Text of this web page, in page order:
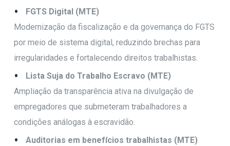
FGTS Digital (MTE)
Modernização da fiscalização e da governança do FGTS
por meio de sistema digital, reduzindo brechas para
irregularidades e fortalecendo direitos trabalhistas.
Lista Suja do Trabalho Escravo (MTE)
Ampliação da transparência ativa na divulgação de
empregadores que submeteram trabalhadores a
condições análogas à escravidão.
Auditorias em benefícios trabalhistas (MTE)